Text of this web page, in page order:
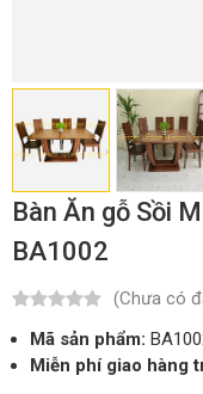
Bàn Ăn gỗ Sồi
BA1002
(Chưa có
Mã sản phẩm:
Miễn phí giao hàng